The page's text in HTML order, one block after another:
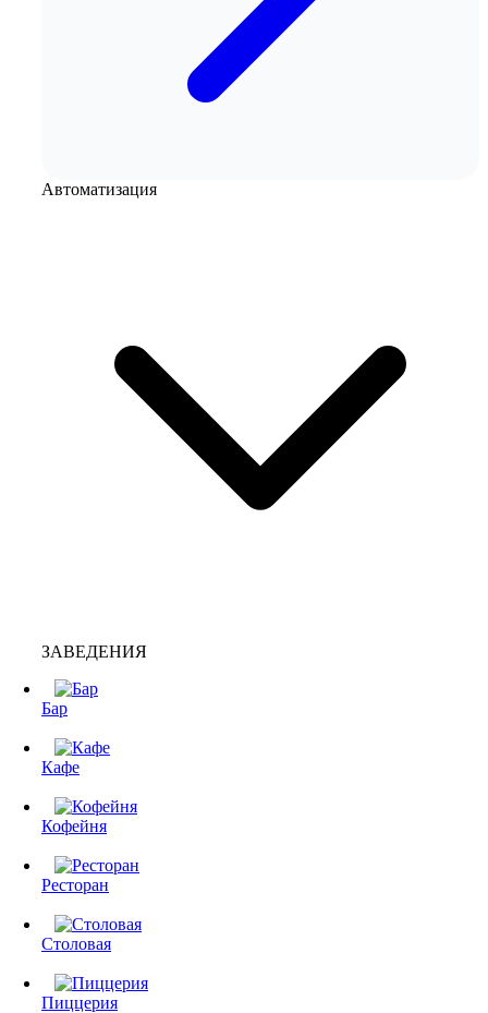
Автоматизация
ЗАВЕДЕНИЯ
Бар
Кафе
Кофейня
Ресторан
Столовая
Пиццерия